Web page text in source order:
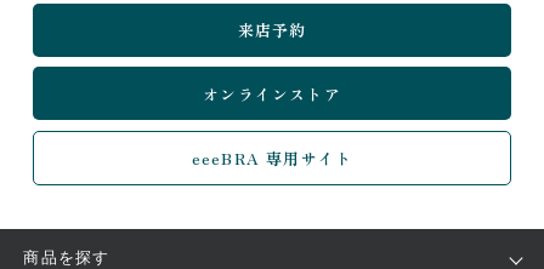
来店予約
オンラインストア
eeeBRA 専用サイト
商品を探す